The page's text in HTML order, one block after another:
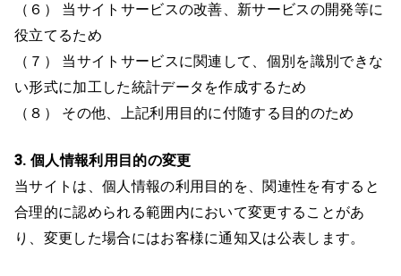
（６） 当サイトサービスの改善、新サービスの開発等に
役立てるため
（７） 当サイトサービスに関連して、個別を識別できな
い形式に加工した統計データを作成するため
（８） その他、上記利用目的に付随する目的のため
3. 個人情報利用目的の変更
当サイトは、個人情報の利用目的を、関連性を有すると
合理的に認められる範囲内において変更することがあ
り、変更した場合にはお客様に通知又は公表します。